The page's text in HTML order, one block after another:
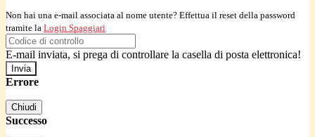
Non hai una e-mail associata al nome utente? Effettua il reset della password
tramite la Login Spaggiari
E-mail inviata, si prega di controllare la casella di posta elettronica!
Errore
Chiudi
Successo